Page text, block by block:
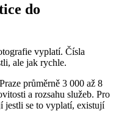
do
vyplatí. Čísla
ale jak rychle.
průměrně 3 000 až 8
a rozsahu služeb. Pro
jestli se to vyplatí, existují